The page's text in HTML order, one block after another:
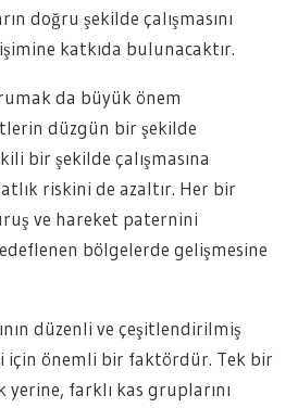
doğru şekilde çalışmasını
katkıda bulunacaktır.
da büyük önem
düzgün bir şekilde
bir şekilde çalışmasına
riskini de azaltır. Her bir
ve hareket paternini
bölgelerde gelişmesine
düzenli ve çeşitlendirilmiş
için önemli bir faktördür. Tek bir
farklı kas gruplarını